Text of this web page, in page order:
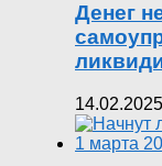
Денег